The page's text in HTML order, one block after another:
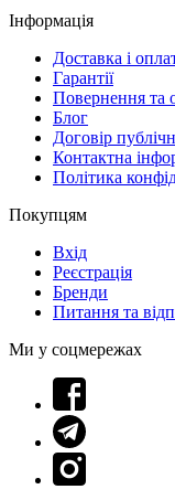
Інформація
Доставка і
Гарантії
Повернення та
Блог
Договір
Контактна
Політика
Покупцям
Вхід
Реєстрація
Бренди
Питання та
Ми у соцмережах